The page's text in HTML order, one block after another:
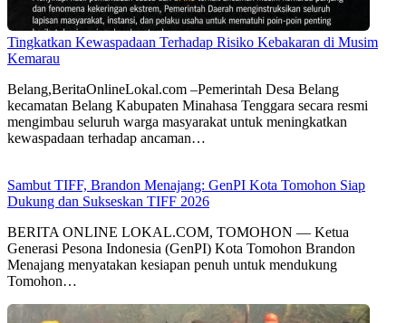
Tingkatkan Kewaspadaan Terhadap Risiko Kebakaran di Musim
Kemarau
Belang,BeritaOnlineLokal.com –Pemerintah Desa Belang
kecamatan Belang Kabupaten Minahasa Tenggara secara resmi
mengimbau seluruh warga masyarakat untuk meningkatkan
kewaspadaan terhadap ancaman…
Sambut TIFF, Brandon Menajang: ​GenPI Kota Tomohon Siap
Dukung dan Sukseskan TIFF 2026
BERITA ONLINE LOKAL.COM, TOMOHON — Ketua
Generasi Pesona Indonesia (GenPI) Kota Tomohon Brandon
Menajang menyatakan kesiapan penuh untuk mendukung
Tomohon…